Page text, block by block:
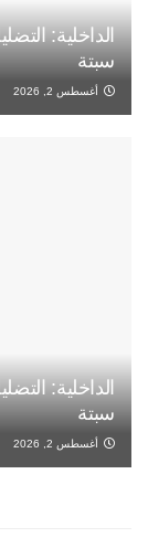
الداخلية:
سبتة
أغسطس 2, 2026
الداخلية:
سبتة
أغسطس 2, 2026